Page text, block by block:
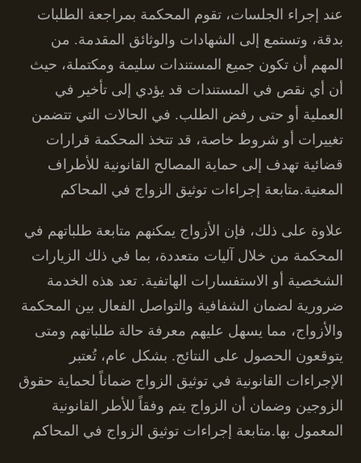
عند إجراء الجلسات، تقوم المحكمة بمراجعة الطلبات
بدقة، وتستمع إلى الشهادات والوثائق المقدمة. من
المهم أن تكون جميع المستندات سليمة ومكتملة، حيث
أن أي نقص في المستندات قد يؤدي إلى تأخير في
العملية أو حتى رفض الطلب. في الحالات التي تتضمن
تغييرات أو شروط خاصة، قد تتخذ المحكمة قرارات
قضائية تهدف إلى حماية المصالح القانونية للأطراف
المعنية.متابعة إجراءات توثيق الزواج في المحاكم
علاوة على ذلك، فإن الأزواج يمكنهم متابعة طلباتهم في
المحكمة من خلال آليات متعددة، بما في ذلك الزيارات
الشخصية أو الاستفسارات الهاتفية. تعد هذه الخدمة
ضرورية لضمان الشفافية والتواصل الفعال بين المحكمة
والأزواج، مما يسهل عليهم معرفة حالة طلباتهم ومتى
يتوقعون الحصول على النتائج. بشكل عام، تُعتبر
الإجراءات القانونية في توثيق الزواج ضماناً لحماية حقوق
الزوجين وضمان أن الزواج يتم وفقاً للأطر القانونية
المعمول بها.متابعة إجراءات توثيق الزواج في المحاكم